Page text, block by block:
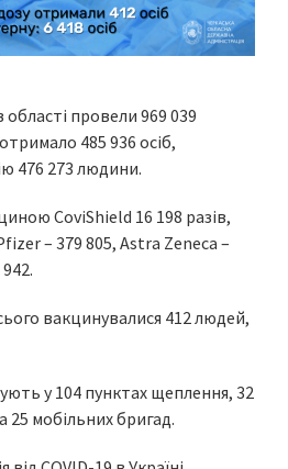
області провели 969 039
485 936 осіб,
476 273 людини.
CoviShield 16 198 разів,
– 379 805, Astra Zeneca –
вакцинувалися 412 людей,
у 104 пунктах щеплення, 32
25 мобільних бригад.